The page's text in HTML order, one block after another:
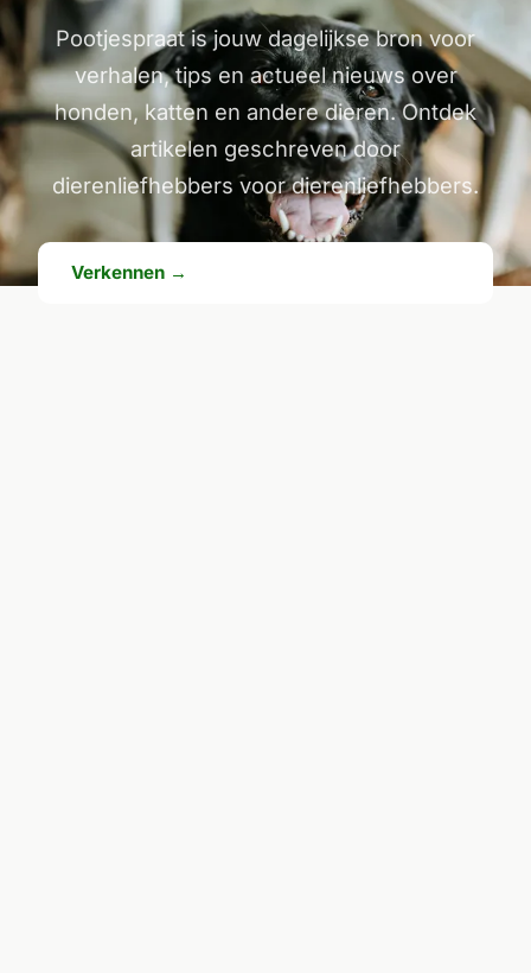
Pootjespraat is jouw dagelijkse bron voor
verhalen, tips en actueel nieuws over
honden, katten en andere dieren. Ontdek
artikelen geschreven door
dierenliefhebbers voor dierenliefhebbers.
Verkennen →